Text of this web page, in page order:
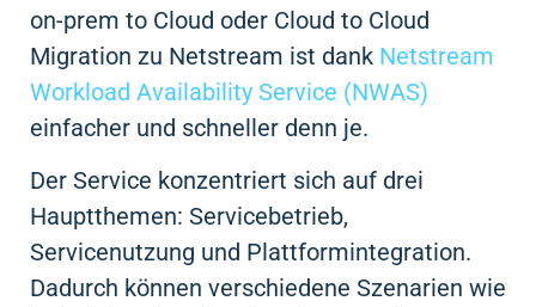
on-prem to Cloud oder Cloud to Cloud
Migration zu Netstream ist dank Netstream
Workload Availability Service (NWAS)
einfacher und schneller denn je.
Der Service konzentriert sich auf drei
Hauptthemen: Servicebetrieb,
Servicenutzung und Plattformintegration.
Dadurch können verschiedene Szenarien wie